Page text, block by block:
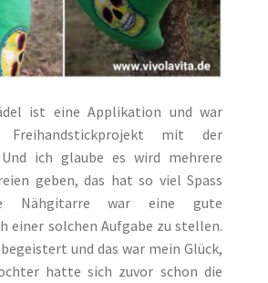
ist eine Applikation und war
mit der
Und ich glaube es wird mehrere
geben, das hat so viel Spass
Nähgitarre war eine gute
einer solchen Aufgabe zu stellen.
und das war mein Glück,
hatte sich zuvor schon die